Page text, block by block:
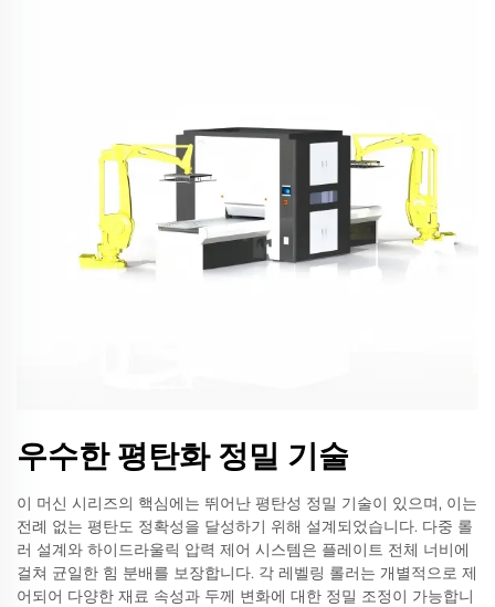
우수한 평탄화 정밀 기술
이 머신 시리즈의 핵심에는 뛰어난 평탄성 정밀 기술이 있으며, 이는
전례 없는 평탄도 정확성을 달성하기 위해 설계되었습니다. 다중 롤
러 설계와 하이드라울릭 압력 제어 시스템은 플레이트 전체 너비에
걸쳐 균일한 힘 분배를 보장합니다. 각 레벨링 롤러는 개별적으로 제
어되어 다양한 재료 속성과 두께 변화에 대한 정밀 조정이 가능합니